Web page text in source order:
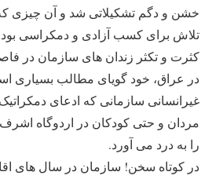
خشن و دگم تشکیلاتی شد و آن چیزی که
تلاش برای کسب آزادی و دمکراسی
کثرت و تکثر زندان های سازمان در
در عراق، خود گویای مطالب بسیاری
غیرانسانی سازمانی که ادعای دمکراتیک
مردان و حتی کودکان در اردوگاه
را به درد می آورد.
در کوتاه سخن! سازمان در سال های